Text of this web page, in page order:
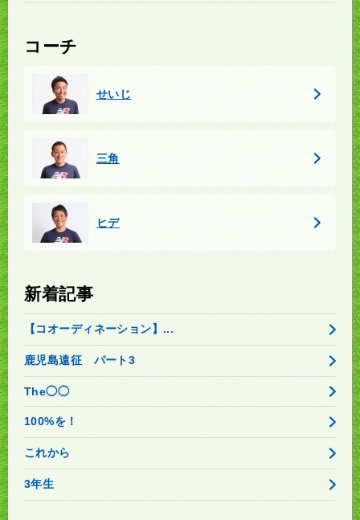
コーチ
せいじ
三角
ヒデ
新着記事
【コオーディネーション】...
鹿児島遠征 パート3
The◯◯
100%を！
これから
3年生